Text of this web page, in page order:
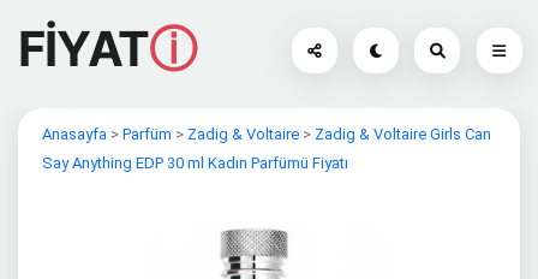
FİYATⓘ
Anasayfa > Parfüm > Zadig & Voltaire > Zadig & Voltaire Girls Can
Say Anything EDP 30 ml Kadın Parfümü Fiyatı